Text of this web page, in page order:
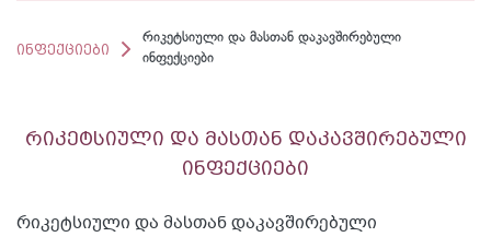
ინფექციები
რიკეტსიული და მასთან დაკავშირებული
ინფექციები
რიკეტსიული და მასთან დაკავშირებული
ინფექციები
რიკეტსიული და მასთან დაკავშირებული